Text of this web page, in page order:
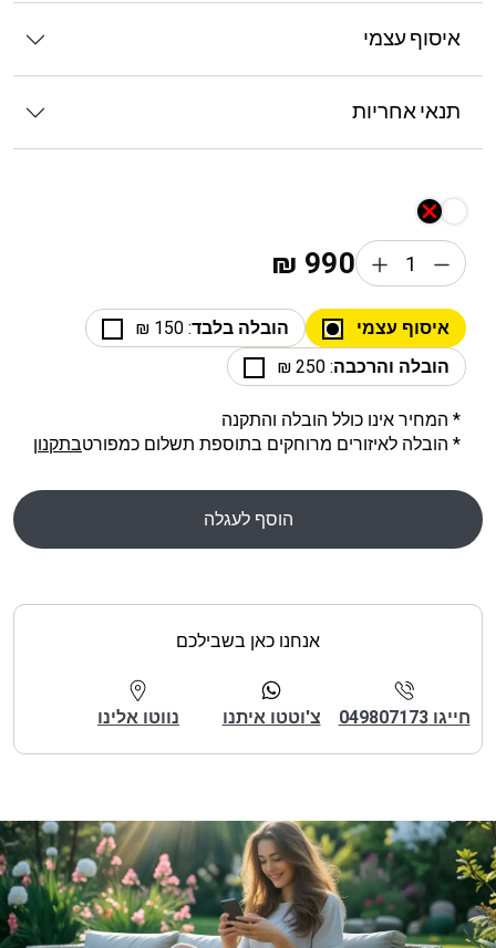
איסוף עצמי
תנאי אחריות
₪ 990
איסוף עצמי הובלה בלבד: 150 ₪
הובלה והרכבה: 250 ₪
* המחיר אינו כולל הובלה והתקנה
* הובלה לאיזורים מרוחקים בתוספת תשלום כמפורטבתקנון
הוסף לעגלה
אנחנו כאן בשבילכם
חייגו 049807173 צ'וטטו איתנו נווטו אלינו